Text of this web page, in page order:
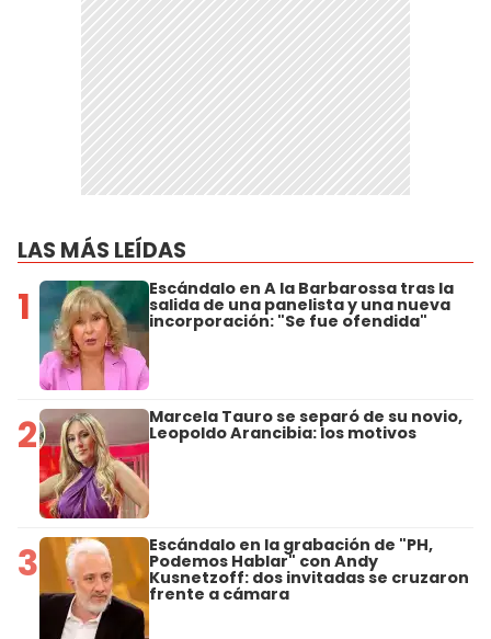
LAS MÁS LEÍDAS
1 Escándalo en A la Barbarossa tras la
salida de una panelista y una nueva
incorporación: "Se fue ofendida"
2 Marcela Tauro se separó de su novio,
Leopoldo Arancibia: los motivos
3 Escándalo en la grabación de "PH,
Podemos Hablar" con Andy
Kusnetzoff: dos invitadas se cruzaron
frente a cámara